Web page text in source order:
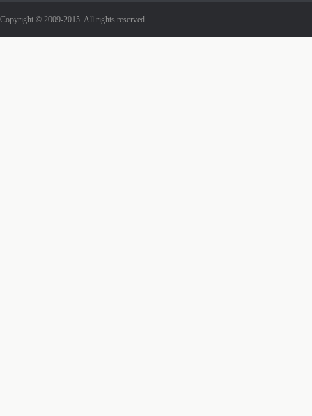
Copyright © 2009-2015. All rights reserved.